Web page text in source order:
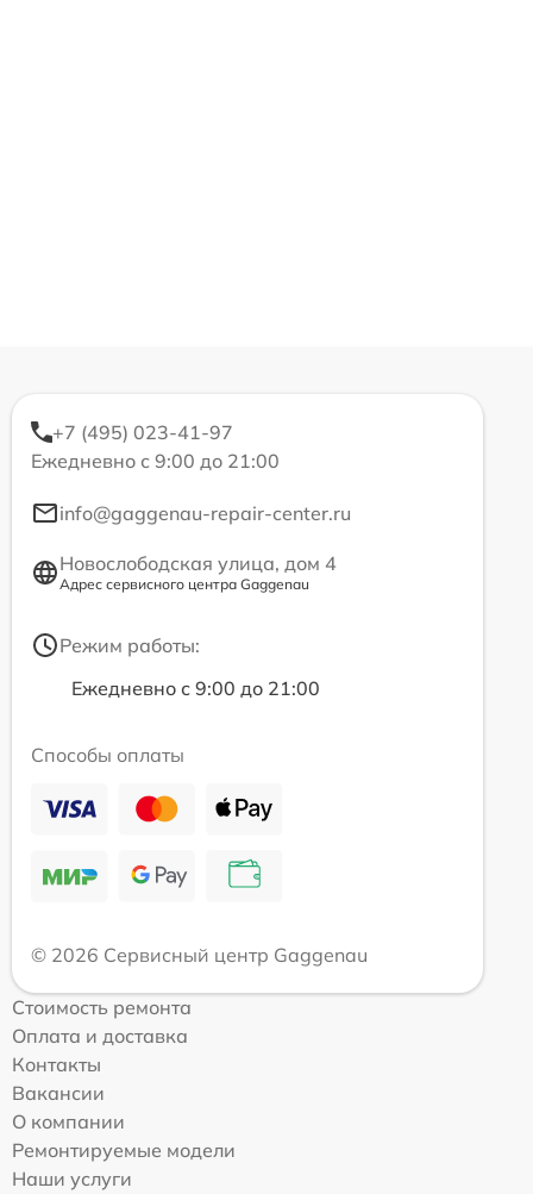
+7 (495) 023-41-97
Ежедневно с 9:00 до 21:00
info@gaggenau-repair-center.ru
Новослободская улица, дом 4
Адрес сервисного центра Gaggenau
Режим работы:
Ежедневно с 9:00 до 21:00
Способы оплаты
© 2026 Сервисный центр Gaggenau
Стоимость ремонта
Оплата и доставка
Контакты
Вакансии
О компании
Ремонтируемые модели
Наши услуги